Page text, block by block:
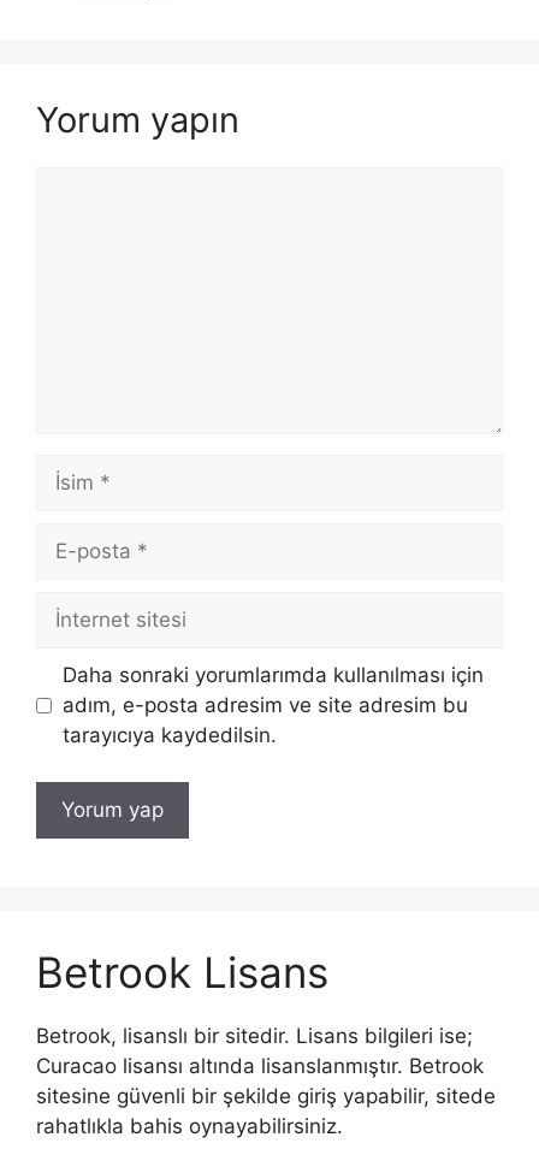
Yorum yapın
İsim
posta
İnternet
Daha sonraki yorumlarımda kullanılması için
adım, e-posta adresim ve site adresim bu
tarayıcıya kaydedilsin.
Betrook Lisans
Betrook, lisanslı bir sitedir. Lisans bilgileri ise;
Curacao lisansı altında lisanslanmıştır. Betrook
sitesine güvenli bir şekilde giriş yapabilir, sitede
rahatlıkla bahis oynayabilirsiniz.